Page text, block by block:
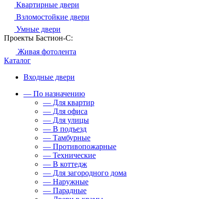
Квартирные двери
Взломостойкие двери
Умные двери
Проекты Бастион-С:
Живая фотолента
Каталог
Входные двери
— По назначению
— Для квартир
— Для офиса
— Для улицы
— В подъезд
— Тамбурные
— Противопожарные
— Технические
— В коттедж
— Для загородного дома
— Наружные
— Парадные